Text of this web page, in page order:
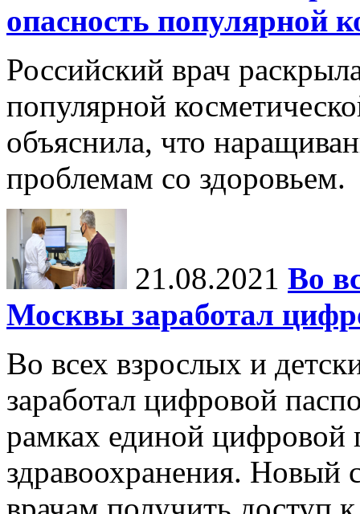
опасность популярной
Российский врач
популярной
объяснила, что
проблемам со здоровьем.
21.08.2021 Во
Москвы заработал
Во всех взрослых и
заработал цифровой
рамках единой цифровой
здравоохранения. Новый